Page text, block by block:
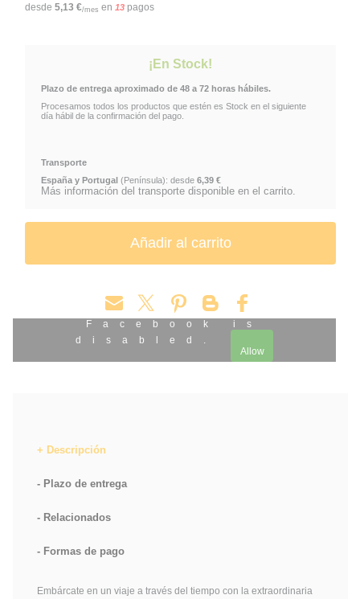
HERMIONE
TIME-TURNER GIRATIEMPOS
desde 5,13 €/mes en 13 pagos
¡En Stock!
Plazo de entrega aproximado de 48 a 72 horas hábiles.
Procesamos todos los productos que estén es Stock en el siguiente
día hábil de la confirmación del pago.
Transporte
España y Portugal (Península): desde 6,39 €
Más información del transporte disponible en el carrito.
Facebook is
disabled.
Allow
Descripción
Plazo de entrega
Relacionados
Formas de pago
Embárcate en un viaje a través del tiempo con la extraordinaria